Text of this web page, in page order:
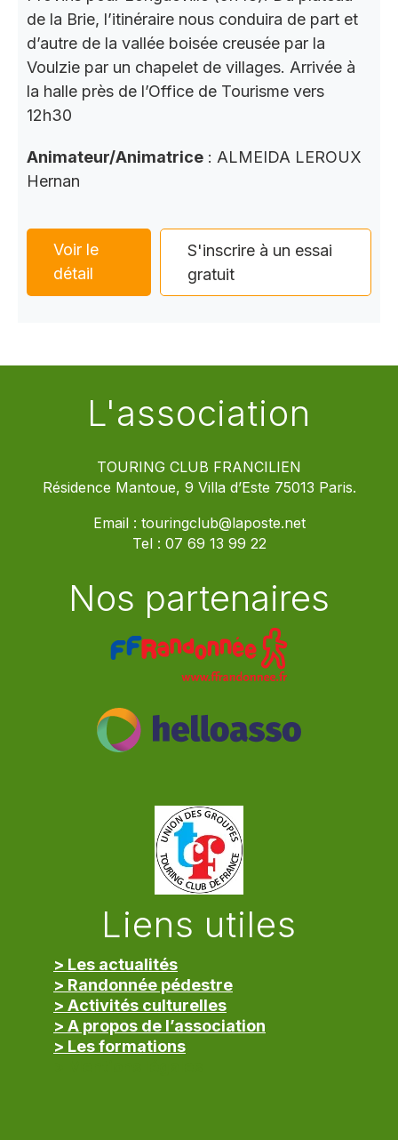
de la Brie, l’itinéraire nous conduira de part et
d’autre de la vallée boisée creusée par la
Voulzie par un chapelet de villages. Arrivée à
la halle près de l’Office de Tourisme vers
12h30
Animateur/Animatrice : ALMEIDA LEROUX
Hernan
Voir le
détail
S'inscrire à un essai
gratuit
L'association
TOURING CLUB FRANCILIEN
Résidence Mantoue, 9 Villa d’Este 75013 Paris.
Email : touringclub@laposte.net
Tel : 07 69 13 99 22
Nos partenaires
Liens utiles
> Les actualités
> Randonnée pédestre
> Activités culturelles
> A propos de l’association
> Les formations